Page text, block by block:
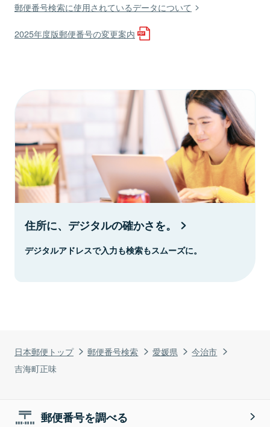
日本郵便トップ 郵便番号検索 愛媛県
今治市
吉海町正味
郵便番号検索に使用されているデータについて
2025年度版郵便番号の変更案内
住所に、デジタルの確かさを。
デジタルアドレスで入力も検索もスムーズに。
郵便番号を調べる